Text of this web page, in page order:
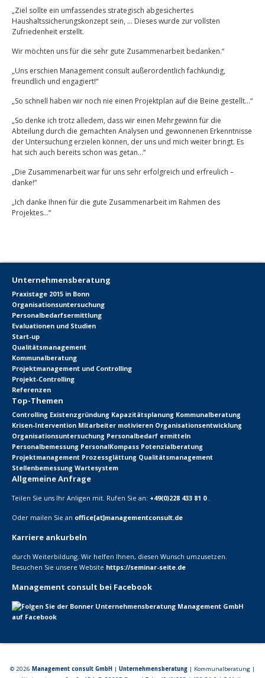
„Ziel sollte ein umfassendes strategisch abgesichertes
Haushaltssicherungskonzept sein, … Dieses wurde zur vollsten
Zufriedenheit erstellt.
Wir möchten uns für die sehr gute Zusammenarbeit bedanken.“
„Uns erschien Management consult außerordentlich fachkundig,
freundlich und engagiert!“
„So schnell haben wir noch nie einen Projektplan auf die Beine gestellt…“
„So denke ich trotz alledem, dass wir einen Mehrgewinn für die
Abteilung durch die gemachten Analysen und gewonnenen Erkenntnisse
der Untersuchung erzielen können, der uns und mich weiter bringt. Es
hat sich auch bereits schon was getan…“
„Die Zusammenarbeit war für uns sehr erfolgreich und erfreulich –
danke!“
„Ich danke Ihnen für die gute Zusammenarbeit im Rahmen des
Projektes…“
Unternehmensberatung
Praxistage 2015 in Bonn
Organisationsuntersuchung
Personalbedarfsermittlung
Evaluationen und Studien
Start-up
Qualitätsmanagement
Kommunalberatung
Projektmanagement und Controlling
Projekt-Controlling
Referenzen
Top-Themen
Controlling Existenzgründung Kapazitätsplanung Kommunalberatung
Krisen-Intervention Mitarbeiter motivieren Organisationsentwicklung
Organisationsuntersuchung Personalbedarf ermitteln
Personalbemessung PersonalKompass Potenzialberatung
Projektmanagement Prozessglättung Qualitätsmanagement
Stellenbemessung Wartesystem
Allgemeine Anfrage
Teilen Sie uns Ihr Anligen mit. Rufen Sie an: +49(0)228 433 81 0 .
Oder mailen Sie an office[at]managementconsult.de
Karriere ankurbeln
durch Weiterbildung. Wir helfen Ihnen, diesen Wunsch umzusetzen.
Besuchen Sie unsere Website https://seminar-seite.de
Management consult bei Facebook
© 2026 Management consult GmbH | Unternehmensberatung | Kommunalberatung |